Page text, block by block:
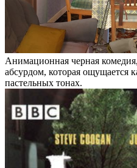
Анимационная черная
абсурдом, которая ощущается
пастельных тонах.